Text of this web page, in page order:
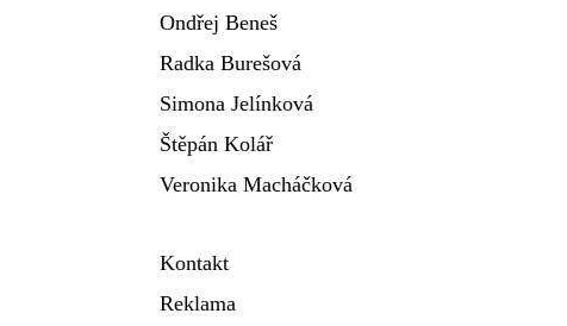
Ondřej Beneš
Radka Burešová
Simona Jelínková
Štěpán Kolář
Veronika Macháčková
Kontakt
Reklama